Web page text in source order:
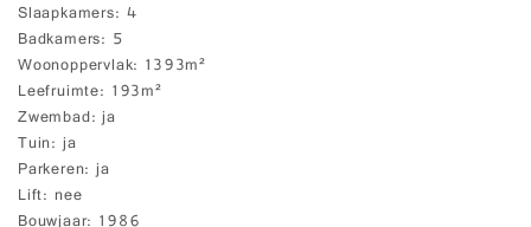
Slaapkamers 4
Badkamers 5
Woonoppervlak 1393m²
Leefruimte 193m²
Zwembad ja
Tuin ja
Parkeren ja
Lift nee